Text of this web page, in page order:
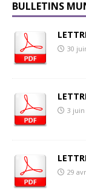
BULLETINS
30
3 juin
29